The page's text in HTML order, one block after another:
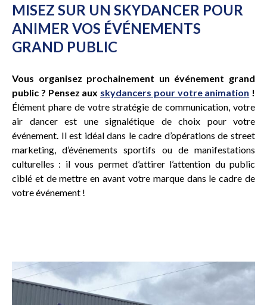
MISEZ SUR UN SKYDANCER POUR
ANIMER VOS ÉVÉNEMENTS
GRAND PUBLIC
Vous organisez prochainement un événement grand
public ? Pensez aux skydancers pour votre animation !
Élément phare de votre stratégie de communication, votre
air dancer est une signalétique de choix pour votre
événement. Il est idéal dans le cadre d’opérations de street
marketing, d’événements sportifs ou de manifestations
culturelles : il vous permet d’attirer l’attention du public
ciblé et de mettre en avant votre marque dans le cadre de
votre événement !